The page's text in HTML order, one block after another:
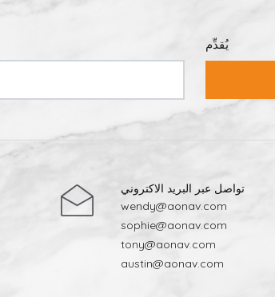
يُقدِّم
تواصل عبر البريد الاكتروني
wendy@aonav.com
sophie@aonav.com
tony@aonav.com
austin@aonav.com